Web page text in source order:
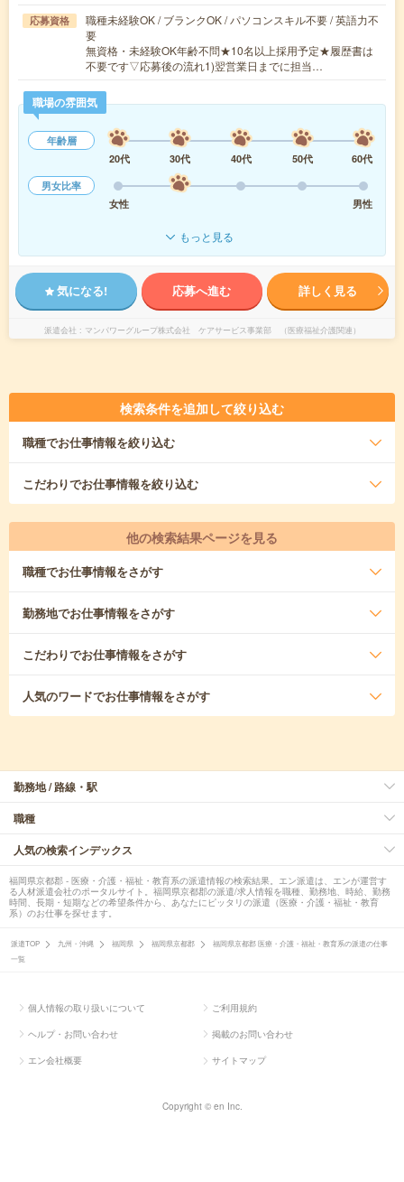
応募資格
職種未経験OK / ブランクOK / パソコンスキル不要 / 英語力不
要
無資格・未経験OK年齢不問★10名以上採用予定★履歴書は
不要です▽応募後の流れ1)翌営業日までに担当…
職場の雰囲気
年齢層
20代
30代 40代 50代
60代
男女比率
女性
男性
もっと見る
気になる! 応募へ進む 詳しく見る
派遣会社 マンパワーグループ株式会社 ケアサービス事業部 （医療福祉介護関連）
検索条件を追加して絞り込む
職種でお仕事情報を絞り込む
こだわりでお仕事情報を絞り込む
他の検索結果ページを見る
職種でお仕事情報をさがす
勤務地でお仕事情報をさがす
こだわりでお仕事情報をさがす
人気のワードでお仕事情報をさがす
勤務地 / 路線・駅
職種
人気の検索インデックス
福岡県京都郡 - 医療・介護・福祉・教育系の派遣情報の検索結果。エン派遣は、エンが運営す
る人材派遣会社のポータルサイト。福岡県京都郡の派遣/求人情報を職種、勤務地、時給、勤務
時間、長期・短期などの希望条件から、あなたにピッタリの派遣（医療・介護・福祉・教育
系）のお仕事を探せます。
派遣TOP 九州・沖縄 福岡県 福岡県京都郡
福岡県京都郡 医療・介護・福祉・教育系の派遣の仕事
一覧
個人情報の取り扱いについて ご利用規約
ヘルプ・お問い合わせ 掲載のお問い合わせ
エン会社概要 サイトマップ
Copyright © en Inc.